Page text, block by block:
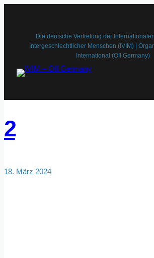
Die deutsche Vertretung der
Intergeschlechtlicher Menschen (IVIM) |
International (OII Germany)
2
18. März 2024